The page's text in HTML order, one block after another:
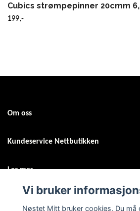
Cubics strømpepinner 20cmm
199,-
Om oss
Kundeservice Nettbutikken
Les mer
Vi bruker
Nøstet Mitt bruker cookies. Du må